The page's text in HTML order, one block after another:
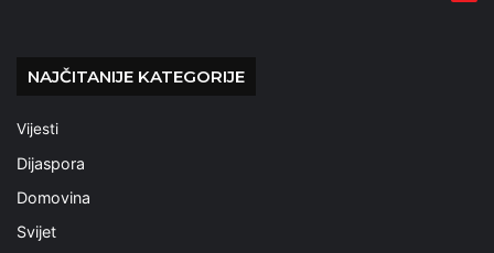
NAJČITANIJE KATEGORIJE
Vijesti
Dijaspora
Domovina
Svijet